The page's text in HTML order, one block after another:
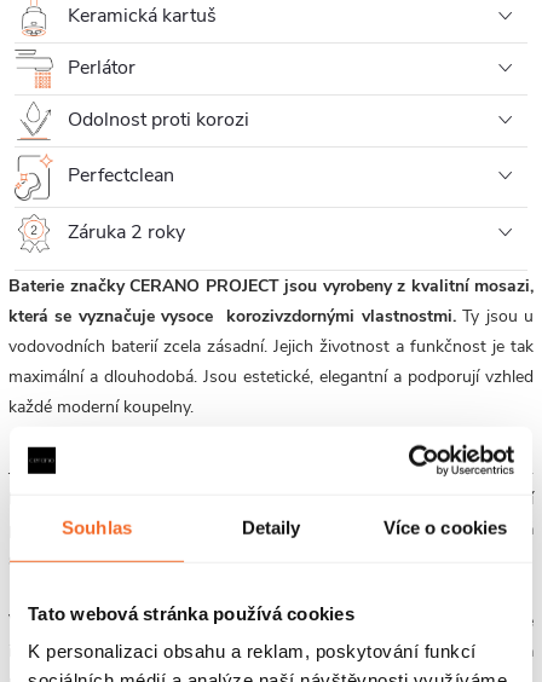
Souhlas Detaily Více o cookies
Tato webová stránka používá cookies
K personalizaci obsahu a reklam, poskytování funkcí
Keramická kartuš
Perlátor
Odolnost proti korozi
Perfectclean
Záruka 2 roky
Baterie značky CERANO PROJECT jsou vyrobeny z kvalitní mosazi,
která se vyznačuje vysoce korozivzdornými vlastnostmi.Ty jsou u
vodovodních baterií zcela zásadní. Jejich životnost a funkčnost je tak
maximální a dlouhodobá. Jsou estetické, elegantní a podporují vzhled
každé moderní koupelny.
Jednou z výhod moderních umyvadlových baterií je také úspora vody.
Mnoho nových modelů je vybaveno technologiemi, které snižují
průtok vody, aniž by to ovlivnilo komfort mytí rukou. To pomáhá
snižovat spotřebu vody a přispívá k udržitelnosti celé baterie.
Výběr umyvadlové baterie by měl být proveden s ohledem na vaše
individuální potřeby a designové preference. Bez ohledu na to, zda